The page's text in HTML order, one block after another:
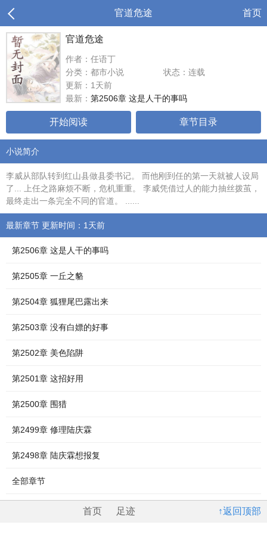
官道危途 首页
官道危途
作者：任语丁
分类：都市小说
状态：连载
更新：1天前
最新： 第2506章 这是人干的事吗
开始阅读 章节目录
小说简介
李威从部队转到红山县做县委书记。 而他刚到任的第一天就被人设局
了... 上任之路麻烦不断，危机重重。 李威凭借过人的能力抽丝拨茧，
最终走出一条完全不同的官道。 ......
最新章节 更新时间：1天前
第2506章 这是人干的事吗
第2505章 一丘之貉
第2504章 狐狸尾巴露出来
第2503章 没有白嫖的好事
第2502章 美色陷阱
第2501章 这招好用
第2500章 围猎
第2499章 修理陆庆霖
第2498章 陆庆霖想报复
全部章节
↑返回顶部
首页 足迹